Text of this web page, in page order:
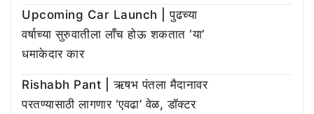
Upcoming Car Launch | पुढच्या
वर्षाच्या सुरुवातीला लाँच होऊ शकतात ‘या’
धमाकेदार कार
Rishabh Pant | ऋषभ पंतला मैदानावर
परतण्यासाठी लागणार ‘एवढा’ वेळ, डॉक्टर